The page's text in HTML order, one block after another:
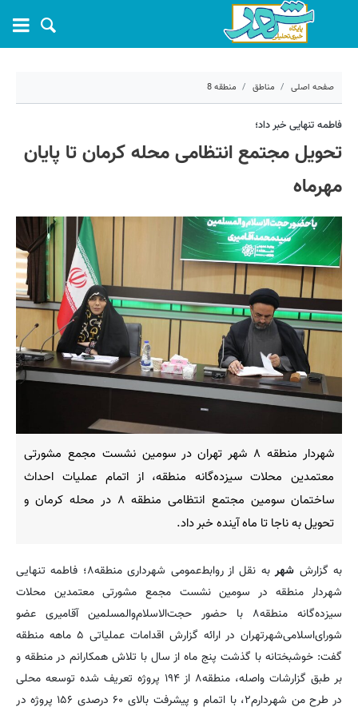
صفحه اصلی مناطق منطقه 8
۱۹ شهریور ۱۴۰۳ - ۱۰:۱۳
کد مطلب:59559
فاطمه تنهایی خبر داد؛
تحویل مجتمع انتظامی محله کرمان تا پایان
مهرماه
شهردار منطقه ۸ شهر تهران در سومین نشست مجمع مشورتی
معتمدین محلات سیزده‌گانه منطقه، از اتمام عملیات احداث
ساختمان سومین مجتمع انتظامی منطقه ۸ در محله کرمان و
تحویل به ناجا تا ماه آینده خبر داد.
به گزارش شهر
به نقل از روابط‌عمومی شهرداری منطقه۸؛ فاطمه تنهایی
شهردار منطقه در سومین نشست مجمع مشورتی معتمدین محلات
سیزده‌گانه منطقه۸ با حضور حجت‌الاسلام‌والمسلمین آقامیری عضو
شورای‌اسلامی‌شهرتهران در ارائه گزارش اقدامات عملیاتی ۵ ماهه منطقه
گفت: خوشبختانه با گذشت پنج ماه از سال با تلاش همکارانم در منطقه و
بر طبق گزارشات واصله، منطقه۸ از ۱۹۴ پروژه تعریف شده توسعه محلی
در طرح من شهردارم۲، با اتمام و پیشرفت بالای ۶۰ درصدی ۱۵۶ پروژه در